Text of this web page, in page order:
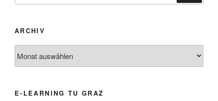
ARCHIV
E-LEARNING TU GRAZ